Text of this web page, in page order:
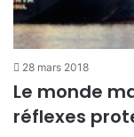
28 mars 2018
Le monde
réflexes